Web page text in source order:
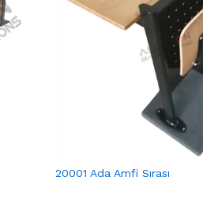
20001 Ada Amfi Sırası